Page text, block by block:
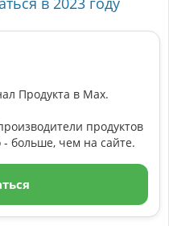
Продукта в Max.
продуктов
- больше, чем на сайте.